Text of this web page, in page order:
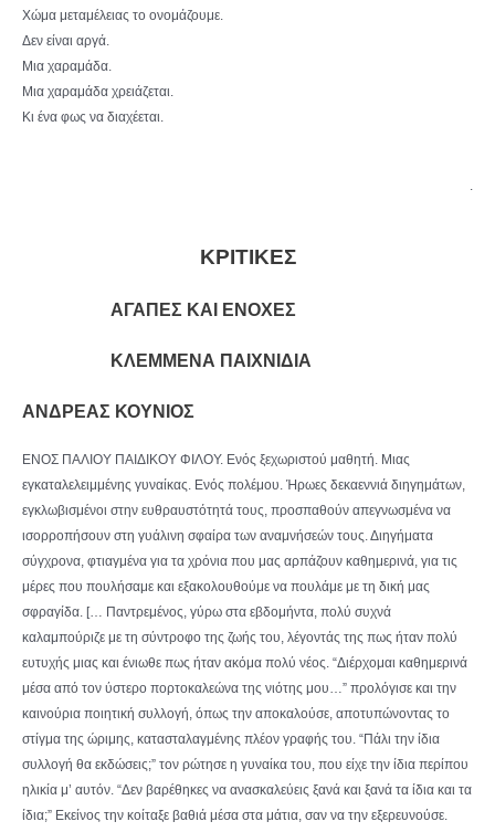
Χώμα μεταμέλειας το ονομάζουμε.
Δεν είναι αργά.
Μια χαραμάδα.
Μια χαραμάδα χρειάζεται.
Κι ένα φως να διαχέεται.
.
ΚΡΙΤΙΚΕΣ
ΑΓΑΠΕΣ ΚΑΙ ΕΝΟΧΕΣ
ΚΛΕΜΜΕΝΑ ΠΑΙΧΝΙΔΙΑ
ΑΝΔΡΕΑΣ ΚΟΥΝΙΟΣ
ΕΝΟΣ ΠΑΛΙΟΥ ΠΑΙΔΙΚΟΥ ΦΙΛΟΥ. Ενός ξεχωριστού μαθητή. Μιας
εγκαταλελειμμένης γυναίκας. Ενός πολέμου. Ήρωες δεκαεννιά διηγημάτων,
εγκλωβισμένοι στην ευθραυστότητά τους, προσπαθούν απεγνωσμένα να
ισορροπήσουν στη γυάλινη σφαίρα των αναμνήσεών τους. Διηγήματα
σύγχρονα, φτιαγμένα για τα χρόνια που μας αρπάζουν καθημερινά, για τις
μέρες που πουλήσαμε και εξακολουθούμε να πουλάμε με τη δική μας
σφραγίδα. [… Παντρεμένος, γύρω στα εβδομήντα, πολύ συχνά
καλαμπούριζε με τη σύντροφο της ζωής του, λέγοντάς της πως ήταν πολύ
ευτυχής μιας και ένιωθε πως ήταν ακόμα πολύ νέος. “Διέρχομαι καθημερινά
μέσα από τον ύστερο πορτοκαλεώνα της νιότης μου…” προλόγισε και την
καινούρια ποιητική συλλογή, όπως την αποκαλούσε, αποτυπώνοντας το
στίγμα της ώριμης, κατασταλαγμένης πλέον γραφής του. “Πάλι την ίδια
συλλογή θα εκδώσεις;” τον ρώτησε η γυναίκα του, που είχε την ίδια περίπου
ηλικία μ’ αυτόν. “Δεν βαρέθηκες να ανασκαλεύεις ξανά και ξανά τα ίδια και τα
ίδια;” Εκείνος την κοίταξε βαθιά μέσα στα μάτια, σαν να την εξερευνούσε.